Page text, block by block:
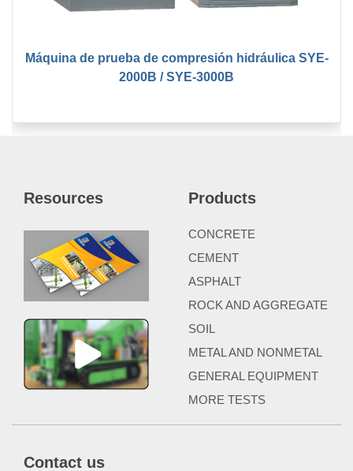
Máquina de prueba de compresión hidráulica SYE-
2000B / SYE-3000B
Resources Products
CONCRETE
CEMENT
ASPHALT
ROCK AND AGGREGATE
SOIL
METAL AND NONMETAL
GENERAL EQUIPMENT
MORE TESTS
Contact us